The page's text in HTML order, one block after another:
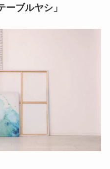
ブルヤシ」